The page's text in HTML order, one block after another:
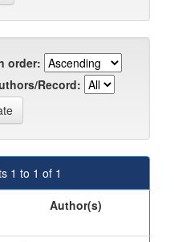
order:
Record:
1 to 1 of 1
Author(s)